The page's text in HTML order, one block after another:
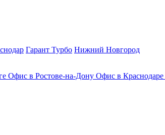
Гарант Турбо Нижний Новгород
Офис в Ростове-на-Дону Офис в Краснодаре